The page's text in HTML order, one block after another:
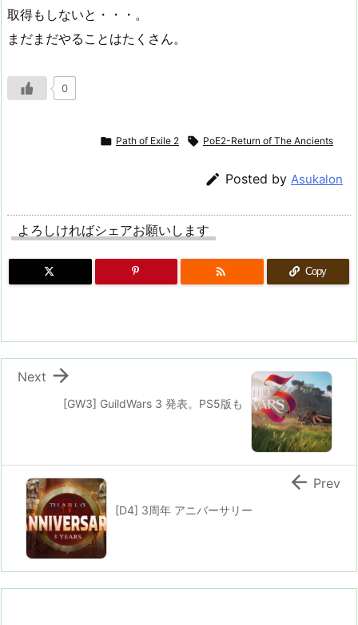
取得もしないと・・・。
まだまだやることはたくさん。
0
 Path of Exile 2  PoE2-Return of The Ancients
 Posted by Asukalon
よろしければシェアお願いします
 Copy
[GW3] GuildWars 3 発表。PS5版も

Next
[D4] 3周年 アニバーサリー
 Prev